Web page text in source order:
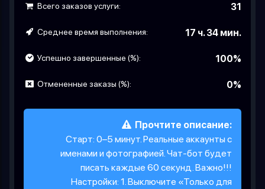
Всего заказов услуги: 31
Среднее время выполнения: 17 ч. 34 мин.
Успешно завершенные (%): 100%
Отмененные заказы (%): 0%
Прочтите описание:
Старт: 0–5 минут. Реальные аккаунты с
именами и фотографией. Чат-бот будет
писать каждые 60 секунд. Важно!!!
Настройки: 1. Выключите «Только для